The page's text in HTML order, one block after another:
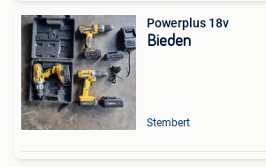
Powerplus 18v
Bieden
Stembert